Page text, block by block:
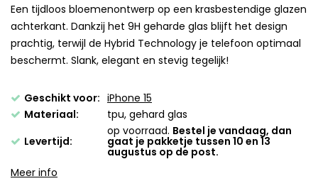
Een tijdloos bloemenontwerp op een krasbestendige glazen
achterkant. Dankzij het 9H geharde glas blijft het design
prachtig, terwijl de Hybrid Technology je telefoon optimaal
beschermt. Slank, elegant en stevig tegelijk!
Geschikt voor: iPhone 15
Materiaal:
tpu, gehard glas
Levertijd:
op voorraad. Bestel je vandaag, dan
gaat je pakketje tussen 10 en 13
augustus op de post.
Meer info